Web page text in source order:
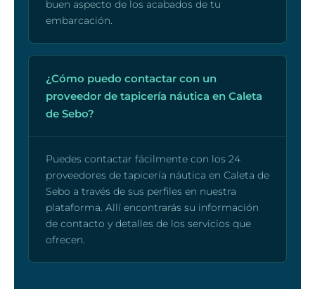
buen aspecto de los acabados de tu
embarcación.
¿Cómo puedo contactar con un
proveedor de tapicería náutica en Caleta
de Sebo?
Puedes contactar fácilmente con los 24
proveedores de tapicería náutica en Caleta de
Sebo a través de sus perfiles en nuestra
plataforma. Allí encontrarás su información
de contacto y detalles de los servicios que
ofrecen.